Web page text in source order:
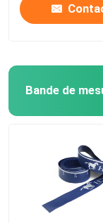
Mi bande de
ruban
Ruban
roue de
Bande de